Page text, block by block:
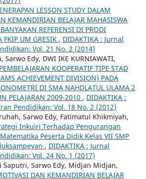
LESSON STUDY DALAM
KEMANDIRIAN BELAJAR MAHASISWA
REFERENSI DI PRODI
FKIP UM GRESIK , DIDAKTIKA : Jurnal
Vol. 21 No. 2 (2014)
Edy, DWI IKE KURNIAWATI,
KOOPERATIF TIPE STAD
ACHIEVEMENT DIVISION) PADA
DI SMA NAHDLATUL ULAMA 2
PELAJARAN 2009-2010 , DIDAKTIKA :
Pendidikan: Vol. 18 No. 2 (2012)
Sarwo Edy, Fatimatul Khikmiyah,
Inkuiri Terhadap Pengurangan
Peserta Didik Kelas VII SMP
, DIDAKTIKA : Jurnal
Vol. 24 No. 1 (2017)
Saputri, Sarwo Edy, Midjan Midjan,
DAN KEMANDIRIAN BELAJAR